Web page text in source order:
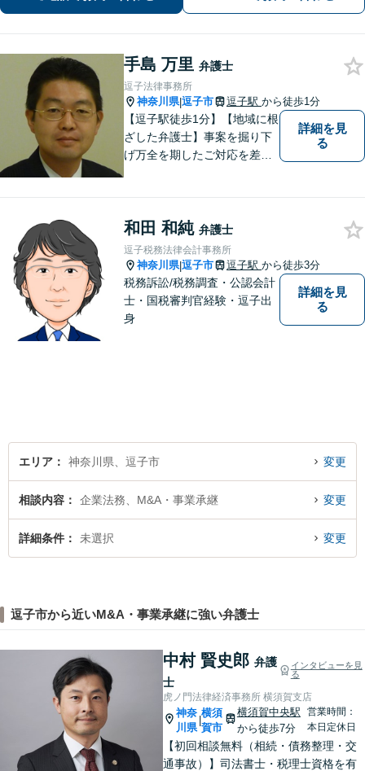
手島 万里 弁護士
逗子法律事務所
神奈川県|逗子市 逗子駅 から徒歩1分
【逗子駅徒歩1分】【地域に根
ざした弁護士】事案を掘り下
げ万全を期したご対応を差し
ど、幅広く対応可能。【明確
な料金体系】１件１件ていね
いに対応させて頂きます。ご
連絡ください。
詳細を見
る
和田 和純 弁護士
逗子税務法律会計事務所
神奈川県|逗子市 逗子駅 から徒歩3分
税務訴訟/税務調査・公認会計
士・国税審判官経験・逗子出
身
詳細を見
る
エリア 神奈川県、逗子市 変更
相談内容 企業法務、M&A・事業承継 変更
詳細条件 未選択 変更
逗子市から近いM&A・事業承継に強い弁護士
中村 賢史郎 弁護
士
インタビューを見
る
虎ノ門法律経済事務所 横須賀支店
神奈
川県
横須
賀市
横須賀中央駅
から徒歩7分
営業時間：
本日定休日
【初回相談無料（相続・債務整理・交
通事故）】司法書士・税理士資格を有